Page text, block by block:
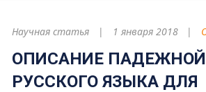
Научная статья 1 января 2018
ОПИСАНИЕ
РУССКОГО ЯЗЫКА ДЛЯ